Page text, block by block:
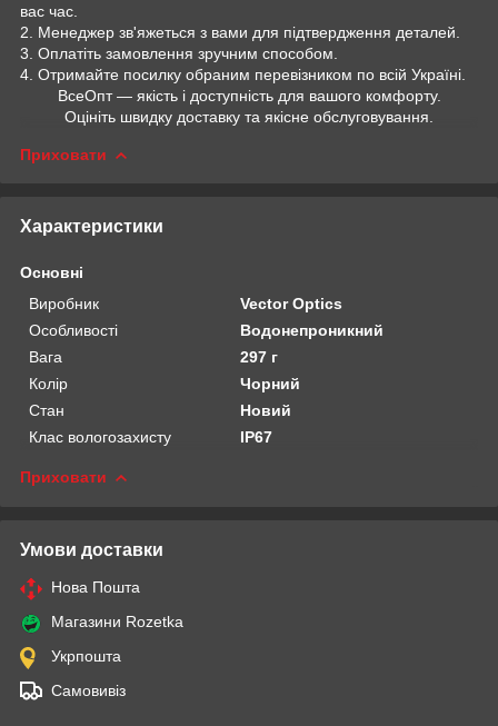
вас час.
2. Менеджер зв'яжеться з вами для підтвердження деталей.
3. Оплатіть замовлення зручним способом.
4. Отримайте посилку обраним перевізником по всій Україні.
ВсеОпт — якість і доступність для вашого комфорту.
Оцініть швидку доставку та якісне обслуговування.
Приховати
Характеристики
Основні
Виробник
Vector Optics
Особливості
Водонепроникний
Вага
297 г
Колір
Чорний
Стан
Новий
Клас вологозахисту
IP67
Приховати
Умови доставки
Нова Пошта
Магазини Rozetka
Укрпошта
Самовивіз